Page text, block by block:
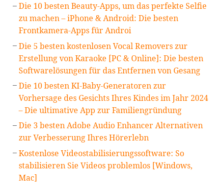
Die 10 besten Beauty-Apps, um das perfekte Selfie
zu machen – iPhone & Android: Die besten
Frontkamera-Apps für Androi
Die 5 besten kostenlosen Vocal Removers zur
Erstellung von Karaoke [PC & Online]: Die besten
Softwarelösungen für das Entfernen von Gesang
Die 10 besten KI-Baby-Generatoren zur
Vorhersage des Gesichts Ihres Kindes im Jahr 2024
– Die ultimative App zur Familiengründung
Die 3 besten Adobe Audio Enhancer Alternativen
zur Verbesserung Ihres Hörerlebn
Kostenlose Videostabilisierungssoftware: So
stabilisieren Sie Videos problemlos [Windows,
Mac]